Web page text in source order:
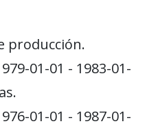
producción.
01-01 - 1983-01-
01-01 - 1987-01-